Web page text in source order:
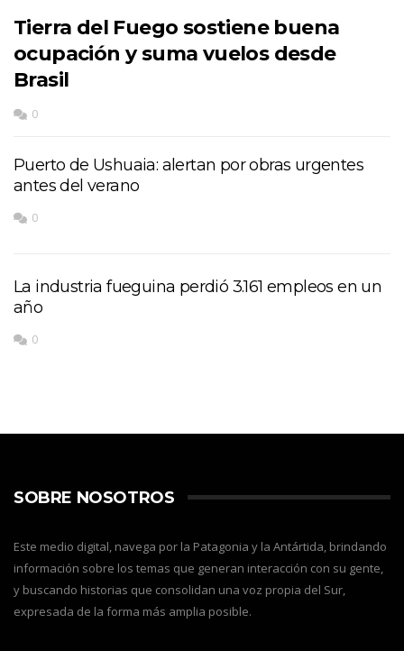
Tierra del Fuego sostiene buena
ocupación y suma vuelos desde
Brasil
0
Puerto de Ushuaia: alertan por obras urgentes
antes del verano
0
La industria fueguina perdió 3.161 empleos en un
año
0
SOBRE NOSOTROS
Este medio digital, navega por la Patagonia y la Antártida, brindando
información sobre los temas que generan interacción con su gente,
y buscando historias que consolidan una voz propia del Sur,
expresada de la forma más amplia posible.